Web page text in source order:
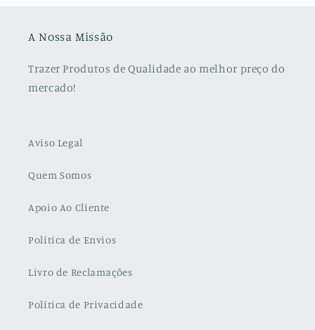
A Nossa Missão
Trazer Produtos de Qualidade ao melhor preço do
mercado!
Aviso Legal
Quem Somos
Apoio Ao Cliente
Política de Envios
Livro de Reclamações
Política de Privacidade